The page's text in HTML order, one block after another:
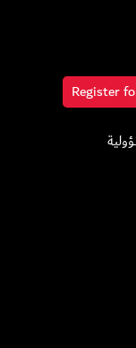
Register